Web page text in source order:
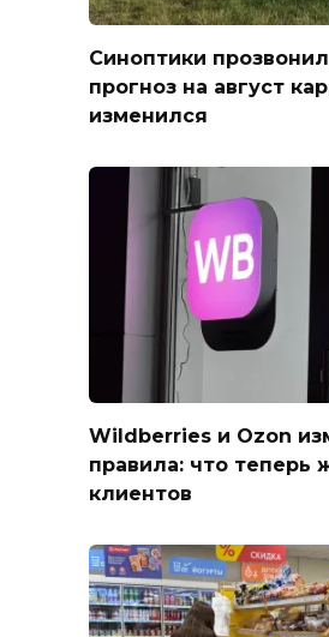
Синоптики
прогноз на август
изменился
Wildberries и Ozon
правила: что теперь
клиентов